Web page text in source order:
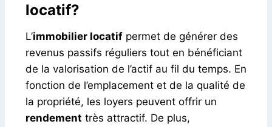
locatif?
L’immobilier locatif permet de générer des
revenus passifs réguliers tout en bénéficiant
de la valorisation de l’actif au fil du temps. En
fonction de l’emplacement et de la qualité de
la propriété, les loyers peuvent offrir un
rendement très attractif. De plus,